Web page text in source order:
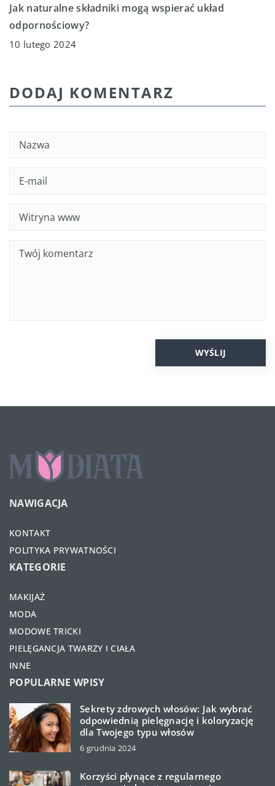
Jak naturalne składniki mogą wspierać układ
odpornościowy?
10 lutego 2024
DODAJ KOMENTARZ
NAWIGACJA
KONTAKT
POLITYKA PRYWATNOŚCI
KATEGORIE
MAKIJAŻ
MODA
MODOWE TRICKI
PIELĘGANCJA TWARZY I CIAŁA
INNE
POPULARNE WPISY
Sekrety zdrowych włosów: Jak wybrać
odpowiednią pielęgnację i koloryzację
dla Twojego typu włosów
6 grudnia 2024
Korzyści płynące z regularnego